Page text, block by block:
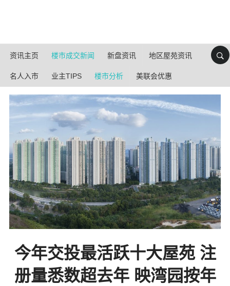
资讯主页 楼市成交新闻 新盘资讯 地区屋苑资讯
名人入市 业主TIPS 楼市分析 美联会优惠
今年交投最活跃十大屋苑 注
册量悉数超去年 映湾园按年